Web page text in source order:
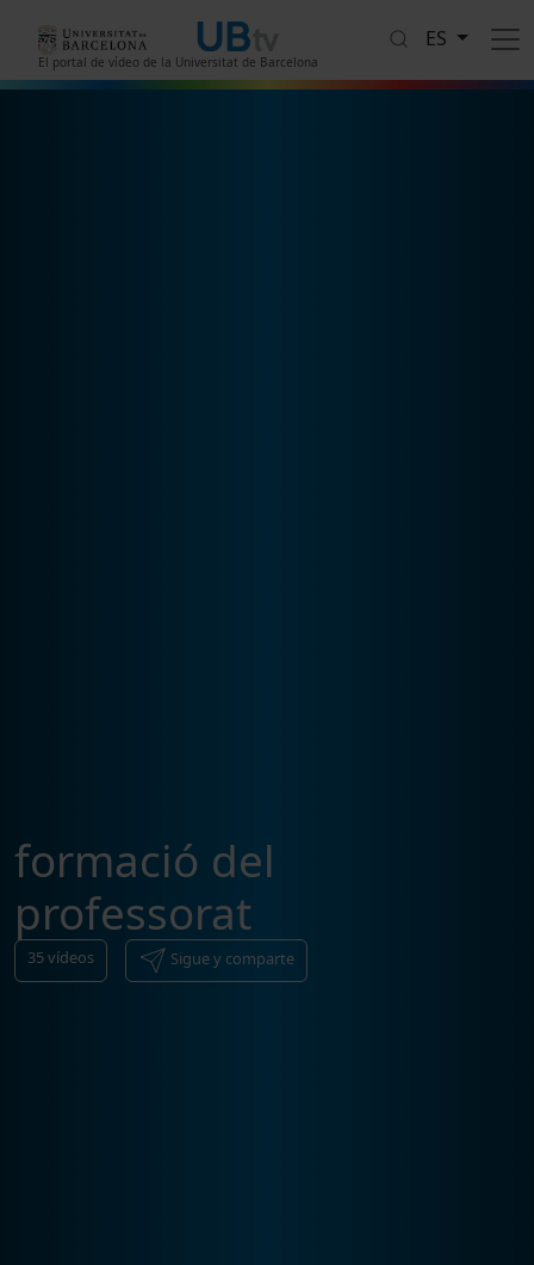
El portal de vídeo de la Universitat de Barcelona
ES
formació del
professorat
35vídeos Sigue y comparte